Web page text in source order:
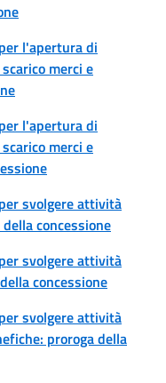
l'apertura di
merci e
l'apertura di
merci e
svolgere attività
concessione
svolgere attività
concessione
svolgere attività
proroga della